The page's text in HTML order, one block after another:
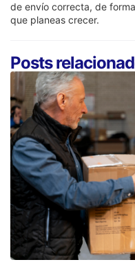
de envío correcta, de
que planeas crecer.
Posts